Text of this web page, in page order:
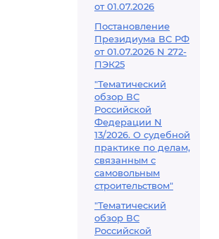
от 01.07.2026
Постановление
Президиума ВС РФ
от 01.07.2026 N 272-
ПЭК25
"Тематический
обзор ВС
Российской
Федерации N
13/2026. О судебной
практике по делам,
связанным с
самовольным
строительством"
"Тематический
обзор ВС
Российской